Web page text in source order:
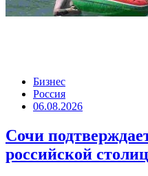
Бизнес
Россия
06.08.2026
Сочи
российской